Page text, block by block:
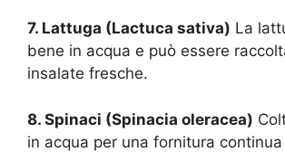
7. Lattuga (Lactuca sativa) La
bene in acqua e può essere
insalate fresche.
8. Spinaci (Spinacia oleracea)
in acqua per una fornitura